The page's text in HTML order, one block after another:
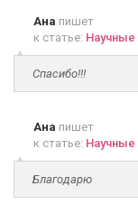
Ана пишет
к статье:
Спасибо!!!
Ана пишет
к статье:
Благодарю